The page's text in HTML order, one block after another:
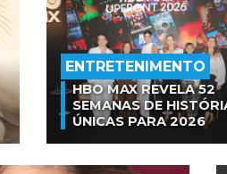
ENTRETENIMENTO
HBO MAX REVELA 52
SEMANAS DE
ÚNICAS PARA 2026